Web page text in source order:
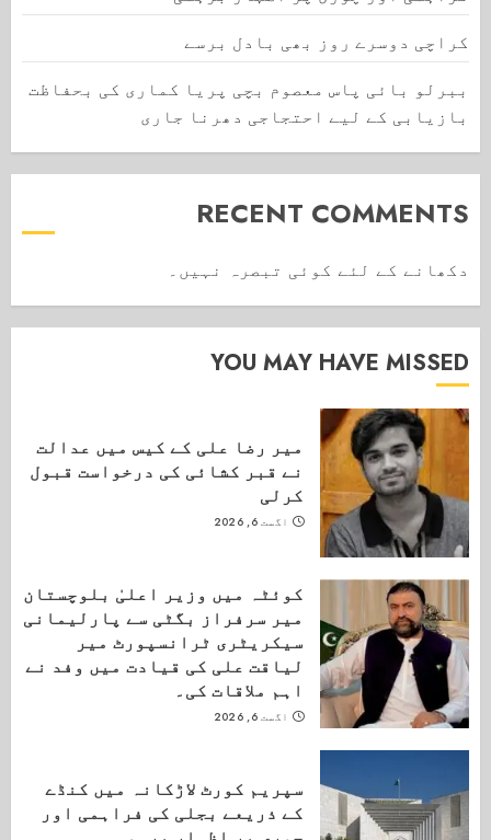
کراچی دوسرے روز بھی بادل برسے
ببرلو بائی پاس معصوم بچی پریا کماری کی بحفاظت
بازیابی کے لیے احتجاجی دھرنا جاری
RECENT COMMENTS
دکھانے کے لئے کوئی تبصرہ نہیں۔
YOU MAY HAVE MISSED
میر رضا علی کے کیس میں عدالت
نے قبر کشائی کی درخواست قبول
کرلی
اگست 6, 2026
کوئٹہ میں وزیر اعلیٰ بلوچستان
میر سرفراز بگٹی سے پارلیمانی
سیکریٹری ٹرانسپورٹ میر
لیاقت علی کی قیادت میں وفد نے
اہم ملاقات کی۔
اگست 6, 2026
سپریم کورٹ لاڑکانہ میں کنڈے
کے ذریعے بجلی کی فراہمی اور